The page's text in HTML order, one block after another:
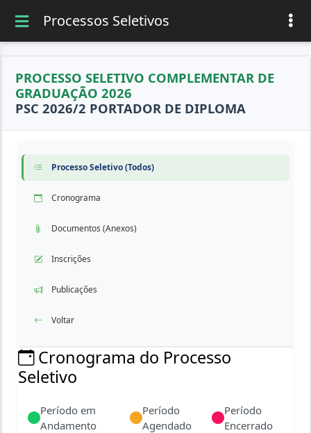
Processos Seletivos
PROCESSO SELETIVO COMPLEMENTAR DE
GRADUAÇÃO 2026
PSC 2026/2 PORTADOR DE DIPLOMA
Processo Seletivo (Todos)
Cronograma
Documentos (Anexos)
Inscrições
Publicações
Voltar
Cronograma do Processo
Seletivo
Período em
Andamento
Período
Agendado
Período
Encerrado